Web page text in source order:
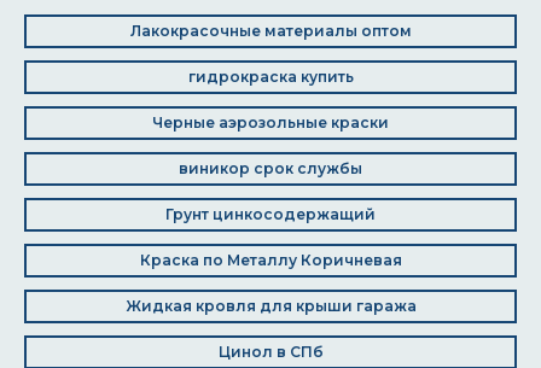
Лакокрасочные материалы оптом
гидрокраска купить
Черные аэрозольные краски
виникор срок службы
Грунт цинкосодержащий
Краска по Металлу Коричневая
Жидкая кровля для крыши гаража
Цинол в СПб